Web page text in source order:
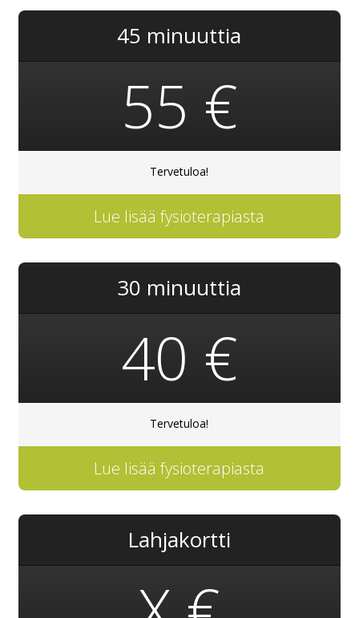
45 minuuttia
55 €
Tervetuloa!
Lue lisää fysioterapiasta
30 minuuttia
40 €
Tervetuloa!
Lue lisää fysioterapiasta
Lahjakortti